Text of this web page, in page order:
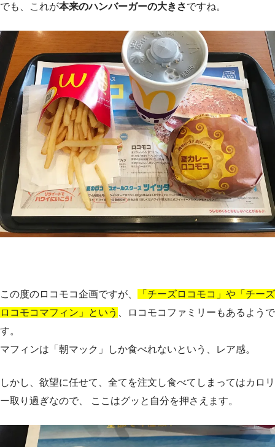
でも、これが本来のハンバーガーの大きさですね。
この度のロコモコ企画ですが、
「チーズロコモコ」や「チーズ
ロコモコマフィン」という
、ロコモコファミリーもあるようで
す。
マフィンは「朝マック」しか食べれないという、レア感。
しかし、欲望に任せて、全てを注文し食べてしまってはカロリ
ー取り過ぎなので、 ここはグッと自分を押さえます。